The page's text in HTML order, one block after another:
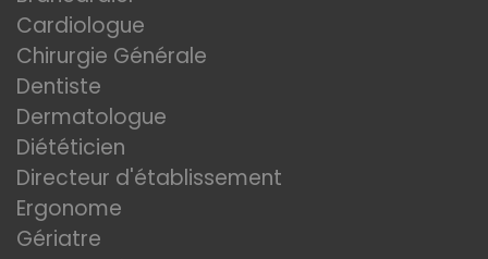
Cardiologue
Chirurgie Générale
Dentiste
Dermatologue
Diététicien
Directeur d'établissement
Ergonome
Gériatre